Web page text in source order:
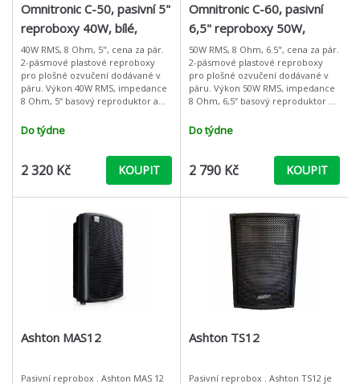
Omnitronic C-50, pasivní 5"
reproboxy 40W, bílé,
cena/pár
40W RMS, 8 Ohm, 5", cena za pár.
2-pásmové plastové reproboxy
pro plošné ozvučení dodávané v
páru. Výkon 40W RMS, impedance
8 Ohm, 5“ basový reproduktor a
vybaveny praktickými
šroubovacími kone
Do týdne
2 320 Kč KOUPIT
Omnitronic C-60, pasivní
6,5" reproboxy 50W,
černé, cena/pár
50W RMS, 8 Ohm, 6.5", cena za pár.
2-pásmové plastové reproboxy
pro plošné ozvučení dodávané v
páru. Výkon 50W RMS, impedance
8 Ohm, 6,5“ basový reproduktor a
vybaveny praktickými
šroubovacími
Do týdne
2 790 Kč KOUPIT
Ashton MAS12
Pasivní reprobox . Ashton MAS 12
Ashton TS12
Pasivní reprobox . Ashton TS12 je